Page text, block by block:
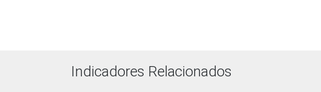
Comércio,
Indicadores Relacionados